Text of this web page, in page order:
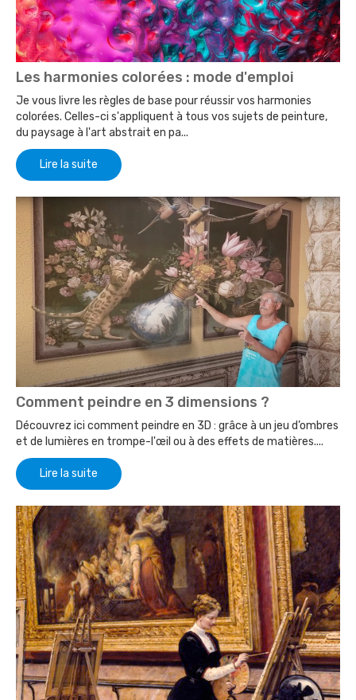
Les harmonies colorées : mode d'emploi
Je vous livre les règles de base pour réussir vos harmonies
colorées. Celles-ci s'appliquent à tous vos sujets de peinture,
du paysage à l'art abstrait en pa...
Lire la suite
Comment peindre en 3 dimensions ?
Découvrez ici comment peindre en 3D : grâce à un jeu d’ombres
et de lumières en trompe-l'œil ou à des effets de matières....
Lire la suite